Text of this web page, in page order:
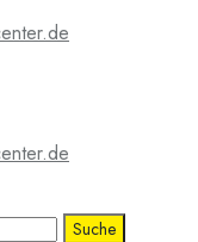
Suche